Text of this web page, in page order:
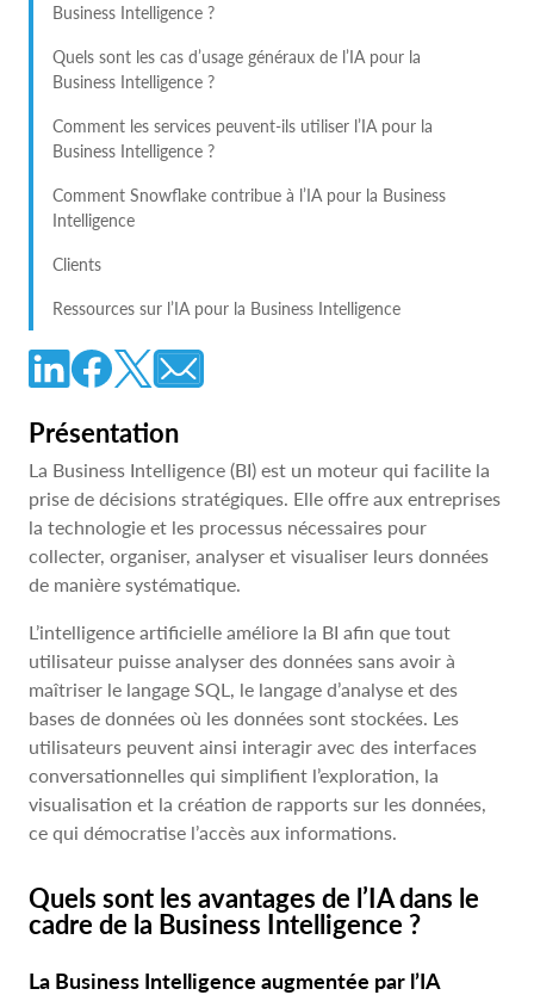
Business Intelligence ?
Quels sont les cas d’usage généraux de l’IA pour la
Business Intelligence ?
Comment les services peuvent-ils utiliser l’IA pour la
Business Intelligence ?
Comment Snowflake contribue à l’IA pour la Business
Intelligence
Clients
Ressources sur l’IA pour la Business Intelligence
Présentation
La Business Intelligence (BI) est un moteur qui facilite la
prise de décisions stratégiques. Elle offre aux entreprises
la technologie et les processus nécessaires pour
collecter, organiser, analyser et visualiser leurs données
de manière systématique.
L’intelligence artificielle améliore la BI afin que tout
utilisateur puisse analyser des données sans avoir à
maîtriser le langage SQL, le langage d’analyse et des
bases de données où les données sont stockées. Les
utilisateurs peuvent ainsi interagir avec des interfaces
conversationnelles qui simplifient l’exploration, la
visualisation et la création de rapports sur les données,
ce qui démocratise l’accès aux informations.
Quels sont les avantages de l’IA dans le
cadre de la Business Intelligence ?
La Business Intelligence augmentée par l’IA